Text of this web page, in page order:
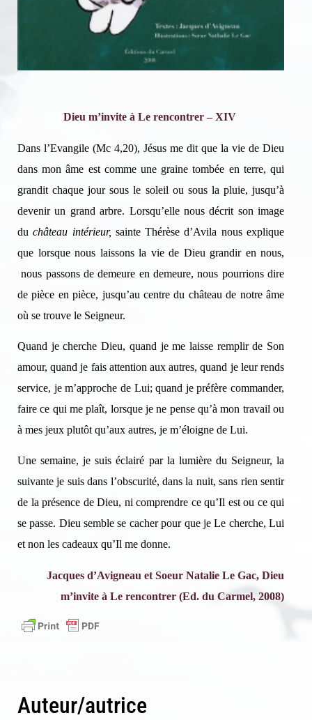
Dieu m’invite à Le rencontrer – XIV
Dans l’Evangile (Mc 4,20), Jésus me dit que la vie de Dieu
dans mon âme est comme une graine tombée en terre, qui
grandit chaque jour sous le soleil ou sous la pluie, jusqu’à
devenir un grand arbre. Lorsqu’elle nous décrit son image
duchâteau intérieur, sainte Thérèse d’Avila nous explique
que lorsque nous laissons la vie de Dieu grandir en nous,
nous passons de demeure en demeure, nous pourrions dire
de pièce en pièce, jusqu’au centre du château de notre âme
où se trouve le Seigneur.
Quand je cherche Dieu, quand je me laisse remplir de Son
amour, quand je fais attention aux autres, quand je leur rends
service, je m’approche de Lui; quand je préfère commander,
faire ce qui me plaît, lorsque je ne pense qu’à mon travail ou
à mes jeux plutôt qu’aux autres, je m’éloigne de Lui.
Une semaine, je suis éclairé par la lumière du Seigneur, la
suivante je suis dans l’obscurité, dans la nuit, sans rien sentir
de la présence de Dieu, ni comprendre ce qu’Il est ou ce qui
se passe. Dieu semble se cacher pour que je Le cherche, Lui
et non les cadeaux qu’Il me donne.
Jacques d’Avigneau et Soeur Natalie Le Gac, Dieu
m’invite à Le rencontrer (Ed. du Carmel, 2008)
Auteur/autrice